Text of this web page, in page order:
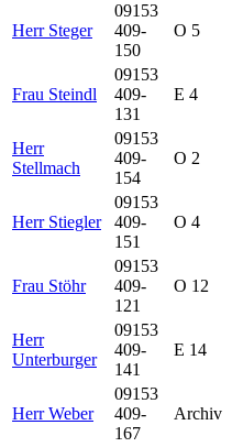
Herr Steger
09153
409-
150
O 5
Frau Steindl
09153
409-
131
E 4
Herr
Stellmach
09153
409-
154
O 2
Herr Stiegler
09153
409-
151
O 4
Frau Stöhr
09153
409-
121
O 12
Herr
Unterburger
09153
409-
141
E 14
Herr Weber
09153
409-
167
Archiv